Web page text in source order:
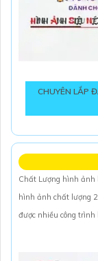
CHUYÊN LẮP
Chất Lượng hình ảnh
hình ảnh chất lượng
được nhiều công trình